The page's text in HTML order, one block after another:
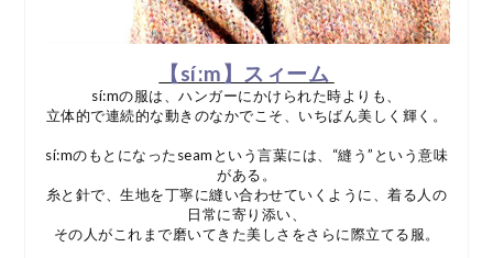
【síːm】スィーム
sí:mの服は、ハンガーにかけられた時よりも、
立体的で連続的な動きのなかでこそ、いちばん美しく輝く。
sí:mのもとになったseamという言葉には、“縫う”という意味
がある。
糸と針で、生地を丁寧に縫い合わせていくように、着る人の
日常に寄り添い、
その人がこれまで磨いてきた美しさをさらに際立てる服。